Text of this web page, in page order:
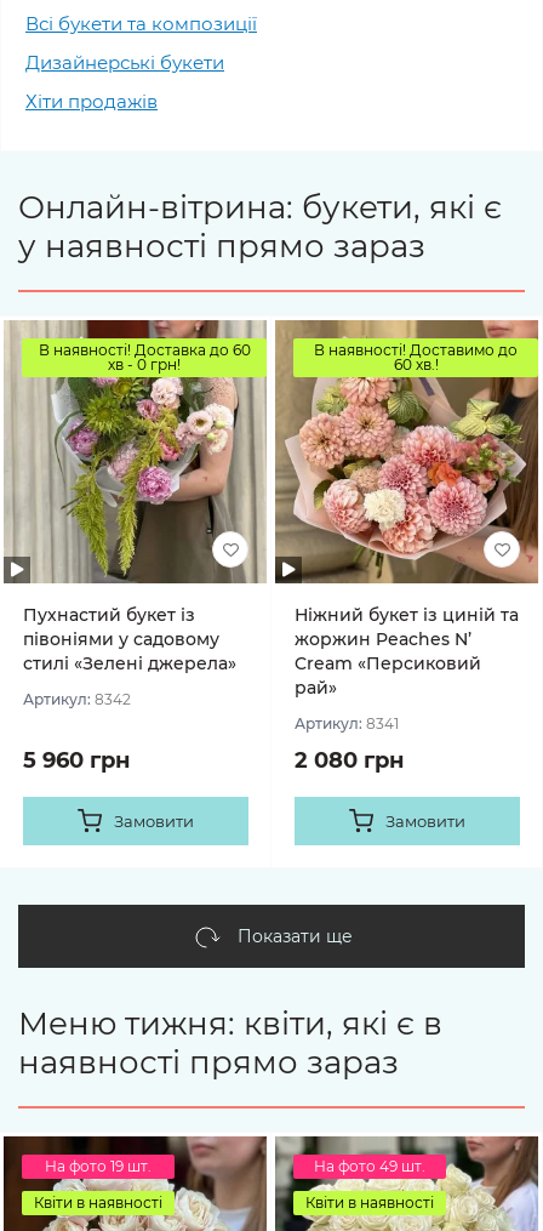
Всі букети та композиції
Дизайнерські букети
Хіти продажів
Онлайн-вітрина: букети, які є
у наявності прямо зараз
В наявності! Доставка до 60
хв - 0 грн!
Пухнастий букет із
півоніями у садовому
стилі «Зелені джерела»
Артикул: 8342
5 960 грн
Замовити
В наявності! Доставимо до
60 хв.!
Ніжний букет із циній та
жоржин Peaches N’
Cream «Персиковий
рай»
Артикул: 8341
2 080 грн
Замовити
Показати ще
Меню тижня: квіти, які є в
наявності прямо зараз
На фото 19 шт.
Квіти в наявності
На фото 49 шт.
Квіти в наявності